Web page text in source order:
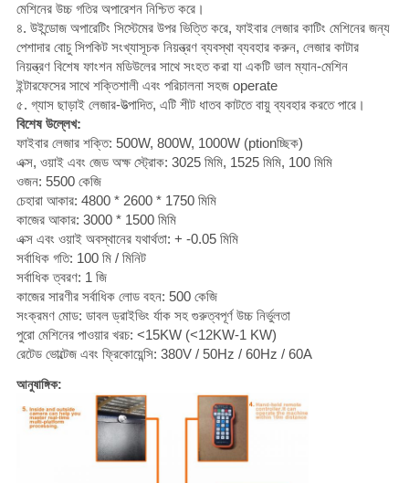
মেশিনের উচ্চ গতির অপারেশন নিশ্চিত করে।
৪. উইন্ডোজ অপারেটিং সিস্টেমের উপর ভিত্তি করে, ফাইবার লেজার কাটিং মেশিনের জন্য
পেশাদার বোচু সিপকিট সংখ্যাসূচক নিয়ন্ত্রণ ব্যবস্থা ব্যবহার করুন, লেজার কাটার
নিয়ন্ত্রণ বিশেষ ফাংশন মডিউলের সাথে সংহত করা যা একটি ভাল ম্যান-মেশিন
ইন্টারফেসের সাথে শক্তিশালী এবং পরিচালনা সহজ operate
৫. গ্যাস ছাড়াই লেজার-উত্পাদিত, এটি শীট ধাতব কাটতে বায়ু ব্যবহার করতে পারে।
বিশেষ উল্লেখ:
ফাইবার লেজার শক্তি: 500W, 800W, 1000W (ptionচ্ছিক)
এক্স, ওয়াই এবং জেড অক্ষ স্ট্রোক: 3025 মিমি, 1525 মিমি, 100 মিমি
ওজন: 5500 কেজি
চেহারা আকার: 4800 * 2600 * 1750 মিমি
কাজের আকার: 3000 * 1500 মিমি
এক্স এবং ওয়াই অবস্থানের যথার্থতা: + -0.05 মিমি
সর্বাধিক গতি: 100 মি / মিনিট
সর্বাধিক ত্বরণ: 1 জি
কাজের সারণীর সর্বাধিক লোড বহন: 500 কেজি
সংক্রমণ মোড: ডাবল ড্রাইভিং র্যাক সহ গুরুত্বপূর্ণ উচ্চ নির্ভুলতা
পুরো মেশিনের পাওয়ার খরচ: <15KW (<12KW-1 KW)
রেটেড ভোল্টেজ এবং ফ্রিকোয়েন্সি: 380V / 50Hz / 60Hz / 60A
আনুষাঙ্গিক: